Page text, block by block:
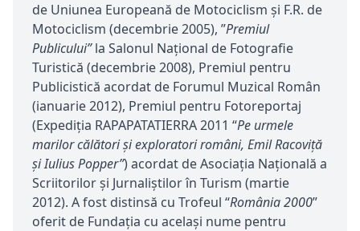
de Uniunea Europeană de Motociclism şi F.R. de
Motociclism (decembrie 2005), ”Premiul
Publicului”la Salonul Naţional de Fotografie
Turistică (decembrie 2008), Premiul pentru
Publicistică acordat de Forumul Muzical Român
(ianuarie 2012), Premiul pentru Fotoreportaj
(Expediţia RAPAPATATIERRA 2011 “Pe urmele
marilor călători şi exploratori români, Emil Racoviţă
şi Iulius Popper”) acordat de Asociaţia Naţională a
Scriitorilor şi Jurnaliştilor în Turism (martie
2012). A fost distinsă cu Trofeul “România 2000”
oferit de Fundaţia cu acelaşi nume pentru